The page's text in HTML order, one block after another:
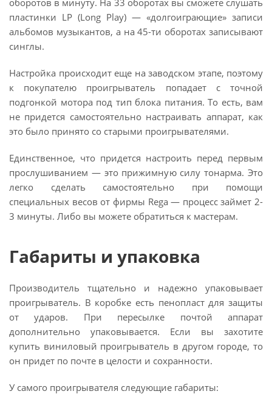
пластинки LP (Long Play) — «долгоиграющие» записи
альбомов музыкантов, а на 45-ти оборотах записывают
синглы.
Настройка происходит еще на заводском этапе, поэтому
к покупателю проигрыватель попадает с точной
подгонкой мотора под тип блока питания. То есть, вам
не придется самостоятельно настраивать аппарат, как
это было принято со старыми проигрывателями.
Единственное, что придется настроить перед первым
прослушиванием — это прижимную силу тонарма. Это
легко сделать самостоятельно при помощи
специальных весов от фирмы Rega — процесс займет 2-
3 минуты. Либо вы можете обратиться к мастерам.
Габариты и упаковка
Производитель тщательно и надежно упаковывает
проигрыватель. В коробке есть пенопласт для защиты
от ударов. При пересылке почтой аппарат
дополнительно упаковывается. Если вы захотите
купить виниловый проигрыватель в другом городе, то
он придет по почте в целости и сохранности.
У самого проигрывателя следующие габариты: